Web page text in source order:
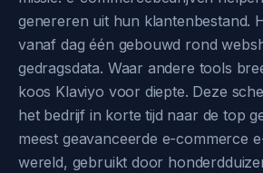
genereren uit hun klantenbestand.
vanaf dag één gebouwd rond
gedragsdata. Waar andere tools
koos Klaviyo voor diepte. Deze
het bedrijf in korte tijd naar de top
meest geavanceerde e-commerce
wereld, gebruikt door